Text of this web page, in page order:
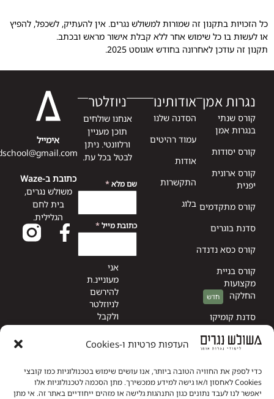
העדפות פרטיות ו-Cookies
כדי לספק את החוויה הטובה ביותר, אנו עושים שימוש בטכנולוגיות כמו קובצי
Cookies לאחסון ו/או גישה למידע ממכשירך. מתן הסכמה לטכנולוגיות אלו
יאפשר לנו לעבד נתונים כגון התנהגות גלישה או מזהים ייחודיים באתר זה. אי מתן
כל הזכויות בתקנון זה שמורות למשולש נגרים. אין להעתיק, לשכפל, להפיץ
או לעשות בו כל שימוש אחר ללא קבלת אישור מראש ובכתב.
תקנון זה עודכן לאחרונה בחודש אוגוסט 2025.
אימייל
כתובת ב-Waze
משולש נגרים,
בית לחם
הגלילית.
נגרות אמן
קורס שנתי
בנגרות אמן
קורס יסודות
קורס ארונית
יפנית
קורס מתקדמים
סדנת בוגרים
קורס כסא נדנדה
קורס בניית
מקצועות
החלקה
סדנת קומיקו
אודותינו
הסדנה שלנו
עמוד רהיטים
אודות
התקשרות
בלוג
ניוזלטר
אנחנו שולחים
תוכן מעניין
ורלוונטי. ניתן
לבטל בכל עת.
שם מלא*
כתובת מייל*
אני
מעוניינ.ת
להירשם
לניוזלטר
ולקבל
מהאתר
עידכונים
לתקנון
הדיוור